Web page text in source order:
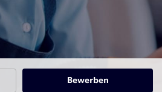
Bewerben